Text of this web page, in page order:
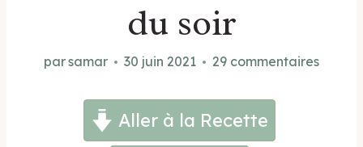
du soir
parsamar 30 juin 2021 29 commentaires
Aller à la Recette